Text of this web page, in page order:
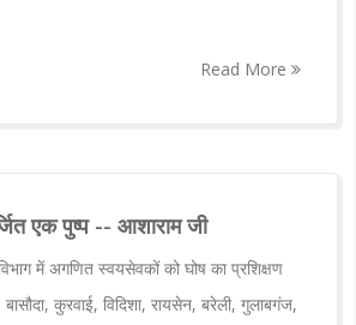
Read More
एक पुष्प -- आशाराम जी
में अगणित स्वयसेवकों को घोष का प्रशिक्षण
कुरवाई, विदिशा, रायसेन, बरेली, गुलाबगंज,